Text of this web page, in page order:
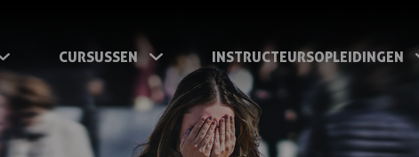
CURSUSSEN INSTRUCTEURSOPLEIDINGEN